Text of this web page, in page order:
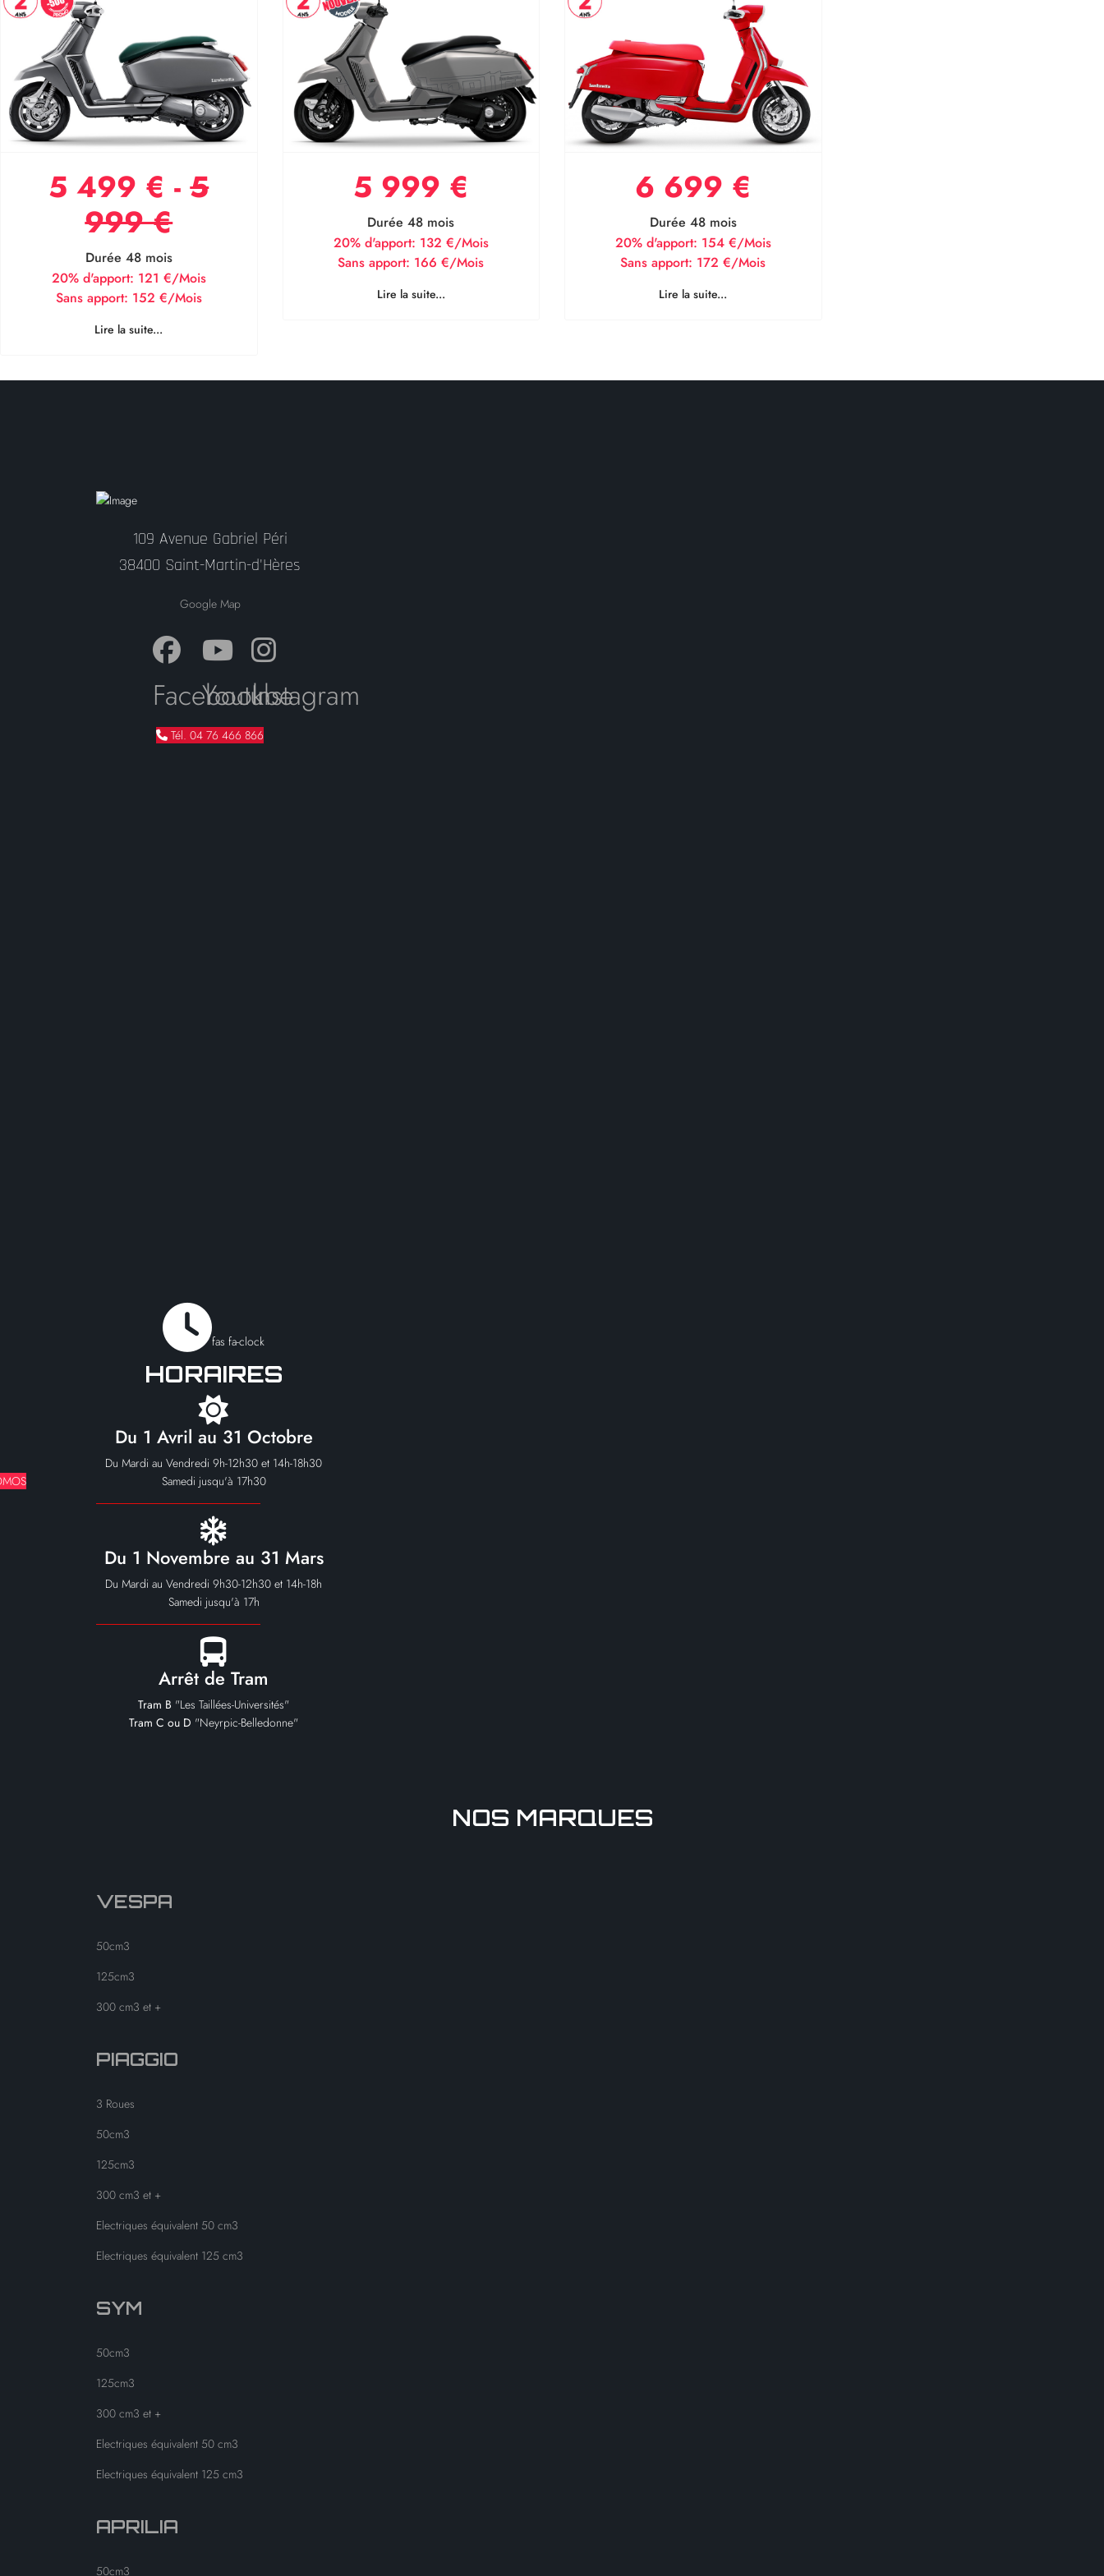
5 499 € -5
999 €
Durée 48 mois
20% d'apport: 121 €/Mois
Sans apport: 152 €/Mois
Lire la suite...
5 999 €
Durée 48 mois
20% d'apport: 132 €/Mois
Sans apport: 166 €/Mois
Lire la suite...
6 699 €
Durée 48 mois
20% d'apport: 154 €/Mois
Sans apport: 172 €/Mois
Lire la suite...
109 Avenue Gabriel Péri
38400 Saint-Martin-d'Hères
Google Map
Facebook
YoutubeInstagram
Tél. 04 76 466 866
fas fa-clock
HORAIRES
Du 1 Avril au 31 Octobre
Du Mardi au Vendredi 9h-12h30 et 14h-18h30
Samedi jusqu'à 17h30
Du 1 Novembre au 31 Mars
Du Mardi au Vendredi 9h30-12h30 et 14h-18h
Samedi jusqu'à 17h
Arrêt de Tram
Tram B "Les Taillées-Universités"
Tram C ou D "Neyrpic-Belledonne"
NOS MARQUES
VESPA
50cm3
125cm3
300 cm3 et +
PIAGGIO
3 Roues
50cm3
125cm3
300 cm3 et +
Electriques équivalent 50 cm3
Electriques équivalent 125 cm3
SYM
50cm3
125cm3
300 cm3 et +
Electriques équivalent 50 cm3
Electriques équivalent 125 cm3
APRILIA
50cm3